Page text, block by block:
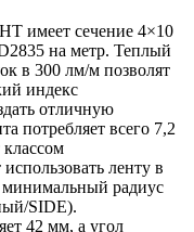
имеет сечение 4×10
на метр. Теплый
в 300 лм/м позволят
индекс
отличную
потребляет всего 7,2
ленту в
радиус
SIDE).
42 мм, а угол